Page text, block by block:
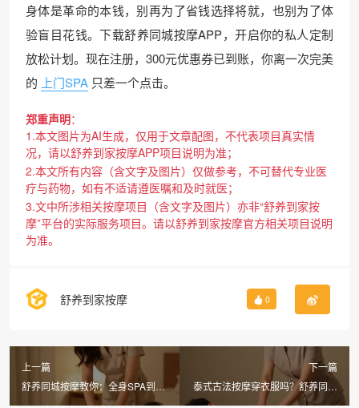
身体是革命的本钱，别再为了省钱选择将就，也别为了体
验盲目花钱。下载舒养同城按摩APP，开启你的私人定制
放松计划。现在注册，300元优惠券已到账，你离一次完美
的 上门SPA 只差一个点击。
郑重声明：
1.本文图片为AI生成，仅用于文章配图，不代表项目真实情
况，请以舒养到家按摩APP项目说明为准；
2.本文所有内容（含文字及图片）仅做参考，不可替代专业医
疗与药物，如有不适请遵医嘱和及时就医；
3.文中所涉相关按摩项目（含文字及图片）亦非“舒养到家按
摩”平台的实际服务项目。请以舒养到家按摩官方相关项目说明
为准。
舒养到家按摩 0
上一篇
舒养同城按摩教你：全身SPA到底
包含泡浴、去角质、按摩全流程？
下一篇
泰式古法按摩穿衣服吗？舒养同城
按摩全套体验与着装指南